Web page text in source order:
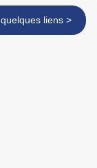
Tunisie : quelques liens >